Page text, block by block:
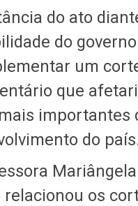
do ato
do
um
que
importantes
do país.
relacionou os